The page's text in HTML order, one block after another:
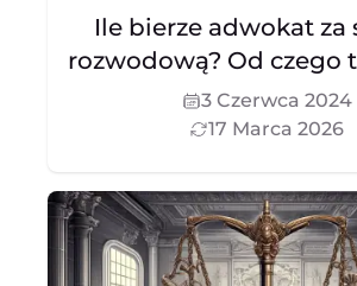
Ile bierze adwokat za
rozwodową? Od czego
3 Czerwca 2024
17 Marca 2026